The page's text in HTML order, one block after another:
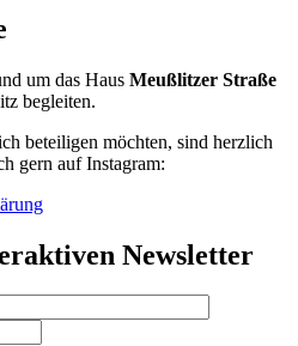
um das Haus Meußlitzer Straße
begleiten.
beteiligen möchten, sind herzlich
gern auf Instagram:
Newsletter